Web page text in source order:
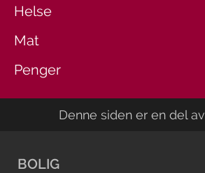
Helse
Mat
Penger
Denne siden er en del av
BOLIG